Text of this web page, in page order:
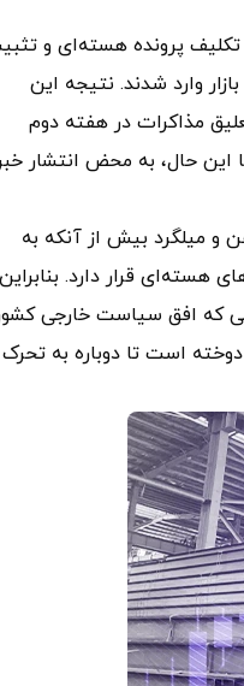
تکلیف پرونده هسته‌ای و
وارد شدند. نتیجه این
مذاکرات در هفته دوم
حال، به محض انتشار
و میلگرد بیش از آنکه به
قرار دارد.
در شرایطی که افق سیاست خارجی
است تا دوباره به